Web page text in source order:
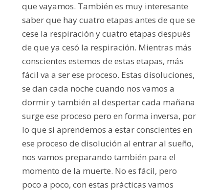
que vayamos. También es muy interesante
saber que hay cuatro etapas antes de que se
cese la respiración y cuatro etapas después
de que ya cesó la respiración. Mientras más
conscientes estemos de estas etapas, más
fácil va a ser ese proceso. Estas disoluciones,
se dan cada noche cuando nos vamos a
dormir y también al despertar cada mañana
surge ese proceso pero en forma inversa, por
lo que si aprendemos a estar conscientes en
ese proceso de disolución al entrar al sueño,
nos vamos preparando también para el
momento de la muerte. No es fácil, pero
poco a poco, con estas prácticas vamos